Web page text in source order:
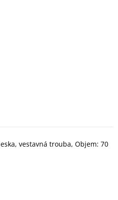
vestavná trouba, Objem: 70